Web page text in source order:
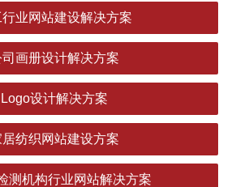
业网站建设解决方案
司画册设计解决方案
Logo设计解决方案
居纺织网站建设方案
测机构行业网站解决方案